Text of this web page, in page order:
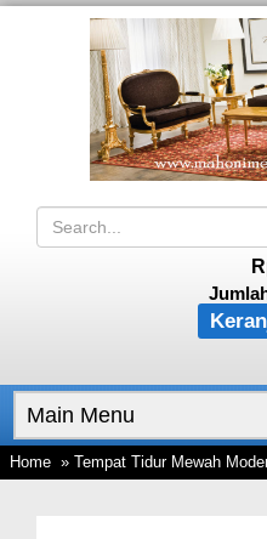
Home » Tempat Tidur Mewah